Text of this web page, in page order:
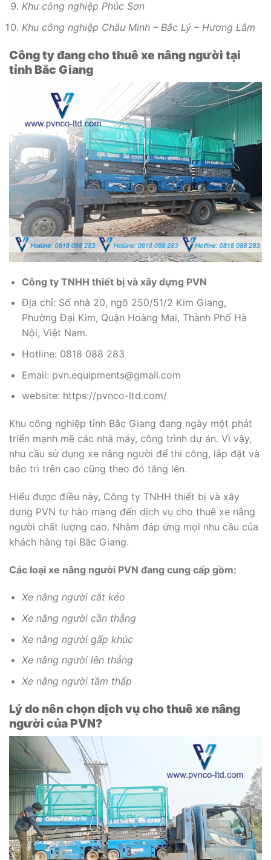
Khu công nghiệp Phúc Sơn
Khu công nghiệp Châu Minh – Bắc Lý – Hương Lâm
Công ty đang cho thuê xe nâng người tại
tỉnh Bắc Giang
Công ty TNHH thiết bị và xây dựng PVN
Địa chỉ: Số nhà 20, ngõ 250/51/2 Kim Giang,
Phường Đại Kim, Quận Hoàng Mai, Thành Phố Hà
Nội, Việt Nam.
Hotline: 0818 088 283
Email: pvn.equipments@gmail.com
website: https://pvnco-ltd.com/
Khu công nghiệp tỉnh Bắc Giang đang ngày một phát
triển mạnh mẽ các nhà máy, công trình dự án. Vì vậy,
nhu cầu sử dụng xe nâng người để thi công, lắp đặt và
bảo trì trên cao cũng theo đó tăng lên.
Hiểu được điều này, Công ty TNHH thiết bị và xây
dựng PVN tự hào mang đến dịch vụ cho thuê xe nâng
người chất lượng cao. Nhằm đáp ứng mọi nhu cầu của
khách hàng tại Bắc Giang.
Các loại xe nâng người PVN đang cung cấp gồm:
Xe nâng người cắt kéo
Xe nâng người cần thẳng
Xe nâng người gấp khúc
Xe nâng người lên thẳng
Xe nâng người tầm thấp
Lý do nên chọn dịch vụ cho thuê xe nâng
người của PVN?